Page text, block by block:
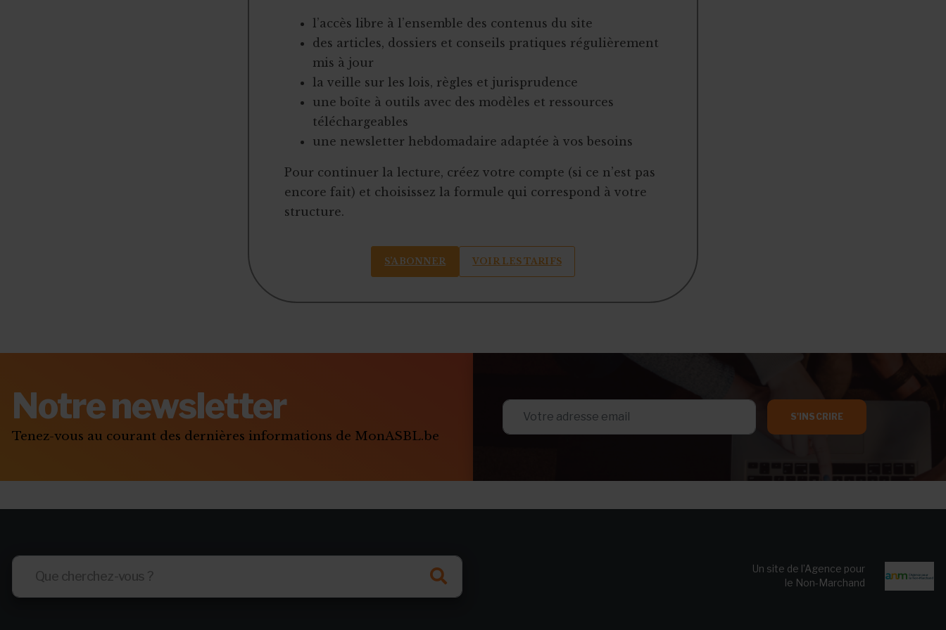
l’accès libre à l’ensemble des contenus du site
des articles, dossiers et conseils pratiques régulièrement
mis à jour
la veille sur les lois, règles et jurisprudence
une boîte à outils avec des modèles et ressources
téléchargeables
une newsletter hebdomadaire adaptée à vos besoins
Pour continuer la lecture, créez votre compte (si ce n’est pas
encore fait) et choisissez la formule qui correspond à votre
structure.
S’ABONNER VOIR LES TARIFS
Notre newsletter
Tenez-vous au courant des dernières informations de MonASBL.be
S'INSCRIRE
Un site de l’Agence pour
le Non-Marchand